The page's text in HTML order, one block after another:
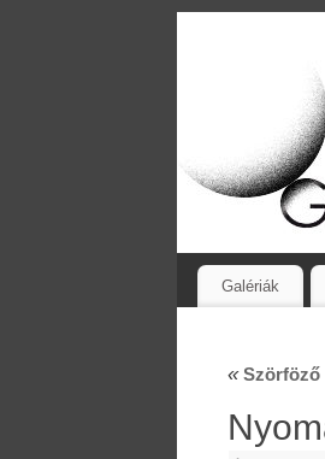
Galériák
«Szörföző